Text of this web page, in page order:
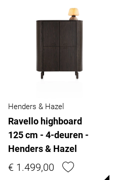
Henders & Hazel
Ravello highboard
125 cm - 4-deuren -
Henders & Hazel
€ 1.499,00